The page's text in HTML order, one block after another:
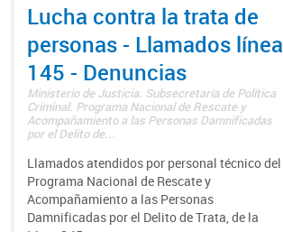
Lucha contra la trata de
personas - Llamados línea
145 - Denuncias
Ministerio de Justicia. Subsecretaría de Política
Criminal. Programa Nacional de Rescate y
Acompañamiento a las Personas Damnificadas
por el Delito de...
Llamados atendidos por personal técnico del
Programa Nacional de Rescate y
Acompañamiento a las Personas
Damnificadas por el Delito de Trata, de la